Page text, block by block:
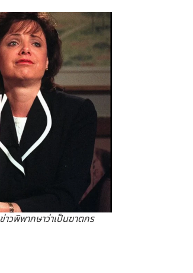
วพิพากษาว่าเป็นฆาตกร